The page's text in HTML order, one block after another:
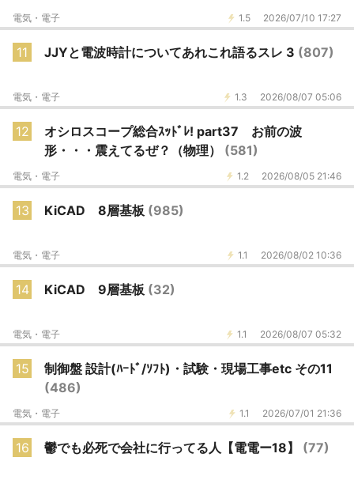
1.5 2026/07/10 17:27
電気・電子
11 JJYと電波時計についてあれこれ語るスレ 3 (807)
1.3 2026/08/07 05:06
電気・電子
12
オシロスコープ総合ｽｯﾄﾞﾚ! part37 お前の波
形・・・震えてるぜ？（物理） (581)
1.2 2026/08/05 21:46
電気・電子
13 KiCAD 8層基板 (985)
1.1 2026/08/02 10:36
電気・電子
14 KiCAD 9層基板 (32)
1.1 2026/08/07 05:32
電気・電子
15
制御盤 設計(ﾊｰﾄﾞ/ｿﾌﾄ)・試験・現場工事etc その11
(486)
1.1 2026/07/01 21:36
電気・電子
16 鬱でも必死で会社に行ってる人【電電ー18】 (77)